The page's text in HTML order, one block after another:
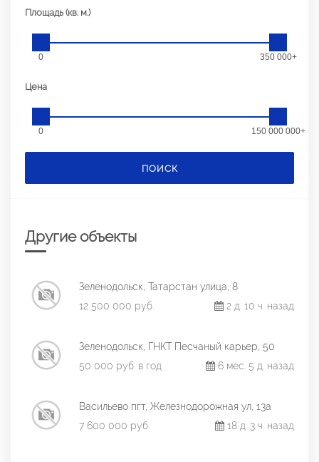
Площадь (кв. м.)
0 350 000+
Цена
0 150 000 000+
ПОИСК
Другие объекты
Зеленодольск, Татарстан улица, 8
12 500 000 руб.
2 д. 10 ч. назад
Зеленодольск, ГНКТ Песчаный карьер, 50
50 000 руб. в год
6 мес. 5 д. назад
Васильево пгт, Железнодорожная ул, 13а
7 600 000 руб.
18 д. 3 ч. назад